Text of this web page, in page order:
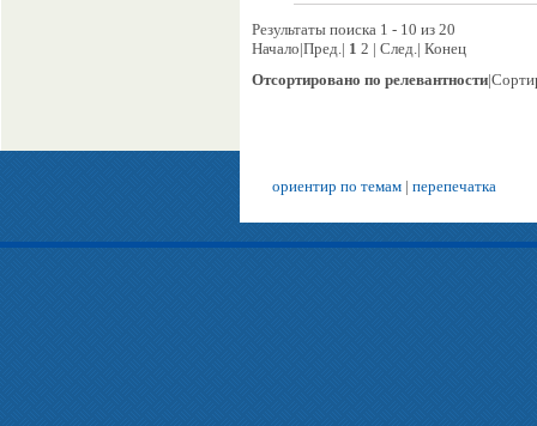
Результаты поиска 1 - 10 из 20
Начало|Пред.| 1 2 | След.| Конец
Отсортировано по релевантности
ориентир по темам | перепечатка